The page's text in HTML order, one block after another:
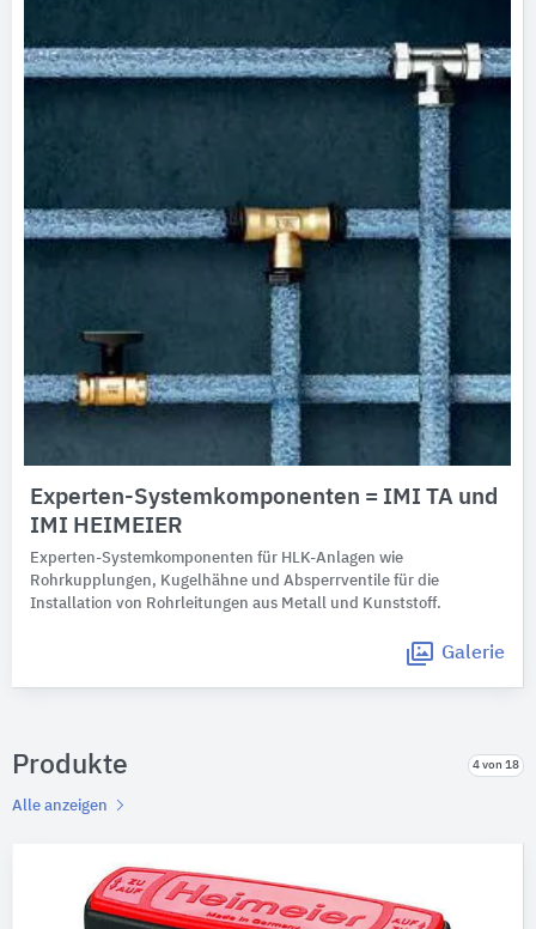
Experten-Systemkomponenten = IMI TA und
IMI HEIMEIER
Experten-Systemkomponenten für HLK-Anlagen wie
Rohrkupplungen, Kugelhähne und Absperrventile für die
Installation von Rohrleitungen aus Metall und Kunststoff.
Galerie
Produkte 4 von 18
Alle anzeigen